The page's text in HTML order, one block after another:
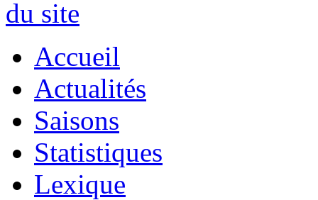
Accueil
Actualités
Saisons
Statistiques
Lexique